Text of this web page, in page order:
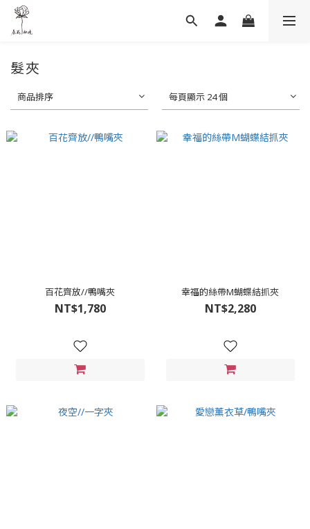
髮夾
商品排序 每頁顯示 24 個
百花齊放//鴨嘴夾
NT$1,780
幸福的絲帶M蝴蝶結抓夾
NT$2,280